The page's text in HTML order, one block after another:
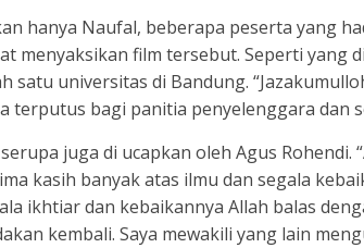
hanya Naufal, beberapa peserta yang
menyaksikan film tersebut. Seperti yang
satu universitas di Bandung.
terputus bagi panitia penyelenggara dan
juga di ucapkan oleh Agus Rohendi.
kasih banyak atas ilmu dan segala
ikhtiar dan kebaikannya Allah balas
kembali. Saya mewakili yang lain